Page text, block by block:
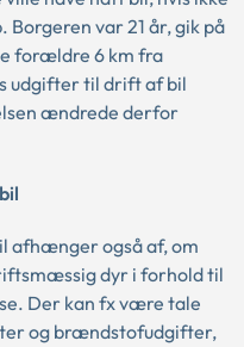
var 21 år, gik på
forældre 6 km fra
udgifter til drift af bil
ændrede derfor
afhænger også af, om
dyr i forhold til
Der kan fx være tale
og brændstofudgifter,